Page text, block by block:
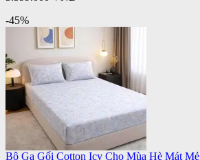
-45%
Bộ Ga Gối Cotton Icy Cho Mùa Hè Mát Mẻ